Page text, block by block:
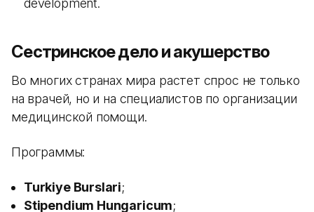
development.
Сестринское дело и акушерство
Во многих странах мира растет спрос не только
на врачей, но и на специалистов по организации
медицинской помощи.
Программы:
Turkiye Burslari;
Stipendium Hungaricum;